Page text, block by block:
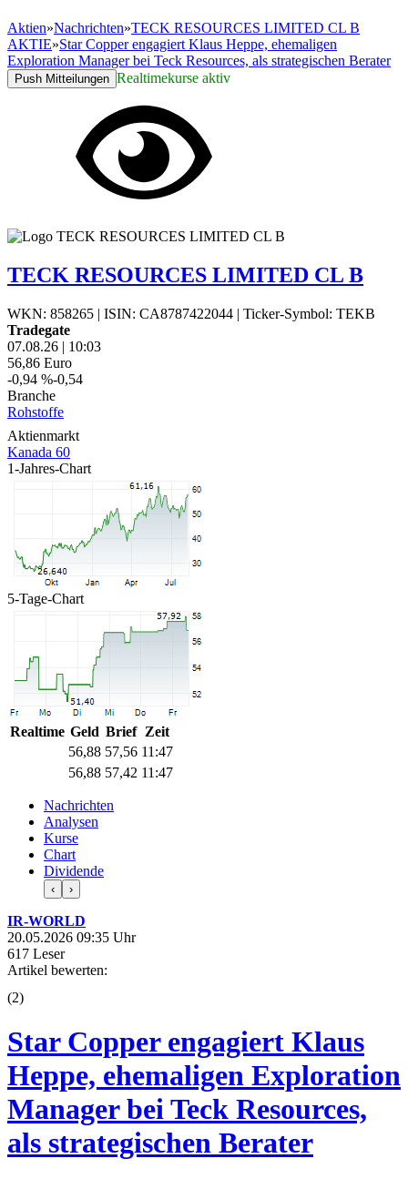
Aktien»Nachrichten»TECK RESOURCES LIMITED CL B
AKTIE»Star Copper engagiert Klaus Heppe, ehemaligen
Exploration Manager bei Teck Resources, als strategischen Berater
Push Mitteilungen Realtimekurse aktiv
TECK RESOURCES LIMITED CL B
WKN: 858265 | ISIN: CA8787422044 | Ticker-Symbol: TEKB
Tradegate
07.08.26 | 10:03
56,86 Euro
-0,94 %-0,54
Branche
Rohstoffe
Aktienmarkt
Kanada 60
1-Jahres-Chart
5-Tage-Chart
Realtime Geld Brief Zeit
56,88 57,56 11:47
56,88 57,42 11:47
Nachrichten
Analysen
Kurse
Chart
Dividende
‹ ›
IR-WORLD
20.05.2026 09:35 Uhr
617 Leser
Artikel bewerten:
(2)
Star Copper engagiert Klaus
Heppe, ehemaligen Exploration
Manager bei Teck Resources,
als strategischen Berater